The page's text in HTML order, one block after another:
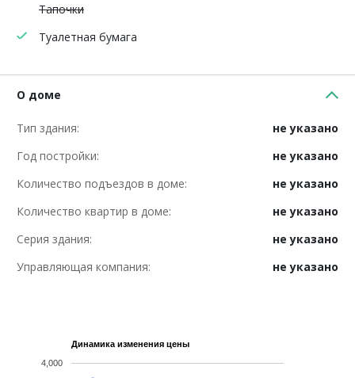
Тапочки
Туалетная бумага
О доме
Тип здания:
не указано
Год постройки:
не указано
Количество подъездов в доме:
не указано
Количество квартир в доме:
не указано
Серия здания:
не указано
Управляющая компания:
не указано
Динамика изменения цены
4,000